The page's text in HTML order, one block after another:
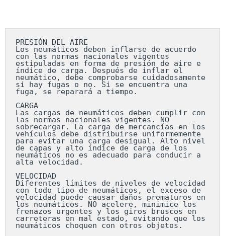
PRESIÓN DEL AIRE
Los neumáticos deben inflarse de acuerdo
con las normas nacionales vigentes
estipuladas en forma de presión de aire e
índice de carga. Después de inflar el
neumático, debe comprobarse cuidadosamente
si hay fugas o no. Si se encuentra una
fuga, se reparará a tiempo.
CARGA
Las cargas de neumáticos deben cumplir con
las normas nacionales vigentes. NO
sobrecargar. La carga de mercancías en los
vehículos debe distribuirse uniformemente
para evitar una carga desigual. Alto nivel
de capas y alto índice de carga de los
neumáticos no es adecuado para conducir a
alta velocidad.
VELOCIDAD
Diferentes límites de niveles de velocidad
con todo tipo de neumáticos, el exceso de
velocidad puede causar daños prematuros en
los neumáticos. NO acelere, minimice los
frenazos urgentes y los giros bruscos en
carreteras en mal estado, evitando que los
neumáticos choquen con otros objetos.